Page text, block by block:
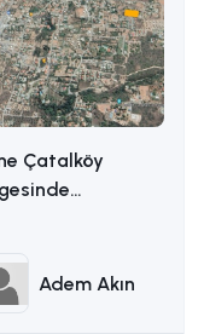
Çatalköy
satılık
: 05338314949
Adem Akın